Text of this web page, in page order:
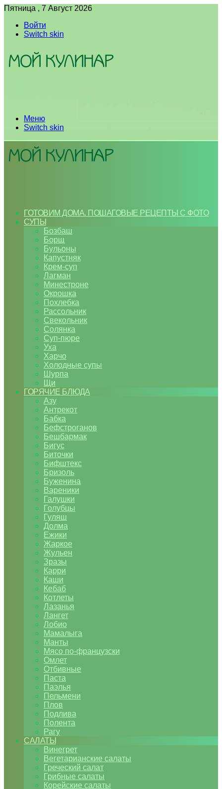
Пятница , 7 Август 2026
Войти
Switch skin
Меню
Switch skin
ГОТОВИМ ДОМА. ПОШАГОВЫЕ РЕЦЕПТЫ С ФОТО
СУПЫ
Бозбаш
Борщ
Бульоны
Капустняк
Крем-суп
Лагман
Минестроне
Окрошка
Похлебка
Рассольник
Свекольник
Солянка
Суп-пюре
Уха
Харчо
Холодные супы
Шурпа
Щи
ГОРЯЧИЕ БЛЮДА
Азу
Антрекот
Бабка
Бефстроганов
Бешбармак
Бигус
Биточки
Бифштекс
Бризоль
Буженина
Вареники
Галушки
Голубцы
Гуляш
Долма
Ежики
Жаркое
Жульен
Зразы
Карри
Каши
Кебаб
Котлеты
Лазанья
Лангет
Лобио
Мамалыга
Манты
Мясо по-французски
Омлет
Отбивные
Паста
Паэлья
Пельмени
Плов
Подлива
Полента
Рагу
САЛАТЫ
Винегрет
Вегетарианские салаты
Греческий салат
Грибные салаты
Корейские салаты